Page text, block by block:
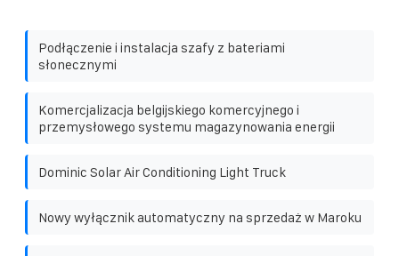
Podłączenie i instalacja szafy z bateriami
słonecznymi
Komercjalizacja belgijskiego komercyjnego i
przemysłowego systemu magazynowania energii
Dominic Solar Air Conditioning Light Truck
Nowy wyłącznik automatyczny na sprzedaż w Maroku